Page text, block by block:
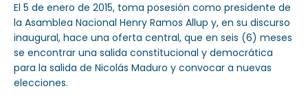
El 5 de enero de 2015, toma posesión como presidente de
la Asamblea Nacional Henry Ramos Allup y, en su discurso
inaugural, hace una oferta central, que en seis (6) meses
se encontrar una salida constitucional y democrática
para la salida de Nicolás Maduro y convocar a nuevas
elecciones.